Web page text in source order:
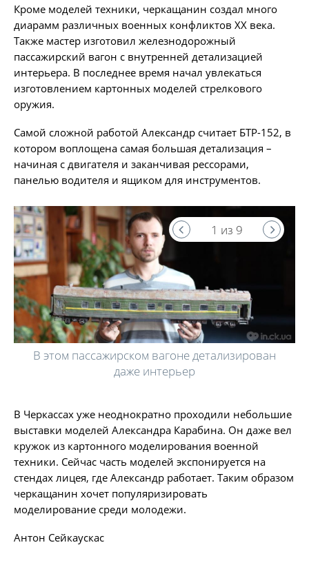
Кроме моделей техники, черкащанин создал много
диарамм различных военных конфликтов ХХ века.
Также мастер изготовил железнодорожный
пассажирский вагон с внутренней детализацией
интерьера. В последнее время начал увлекаться
изготовлением картонных моделей стрелкового
оружия.
Самой сложной работой Александр считает БТР-152, в
котором воплощена самая большая детализация –
начиная с двигателя и заканчивая рессорами,
панелью водителя и ящиком для инструментов.
В этом пассажирском вагоне детализирован
даже интерьер
1 из 9
В Черкассах уже неоднократно проходили небольшие
выставки моделей Александра Карабина. Он даже вел
кружок из картонного моделирования военной
техники. Сейчас часть моделей экспонируется на
стендах лицея, где Александр работает. Таким образом
черкащанин хочет популяризировать
моделирование среди молодежи.
Антон Сейкаускас